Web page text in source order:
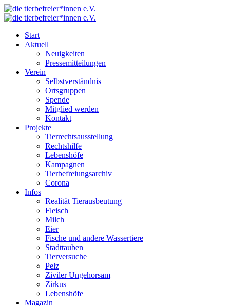
Start
Aktuell
Neuigkeiten
Pressemitteilungen
Verein
Selbstverständnis
Ortsgruppen
Spende
Mitglied werden
Kontakt
Projekte
Tierrechtsausstellung
Rechtshilfe
Lebenshöfe
Kampagnen
Tierbefreiungsarchiv
Corona
Infos
Realität Tierausbeutung
Fleisch
Milch
Eier
Fische und andere Wassertiere
Stadttauben
Tierversuche
Pelz
Ziviler Ungehorsam
Zirkus
Lebenshöfe
Magazin